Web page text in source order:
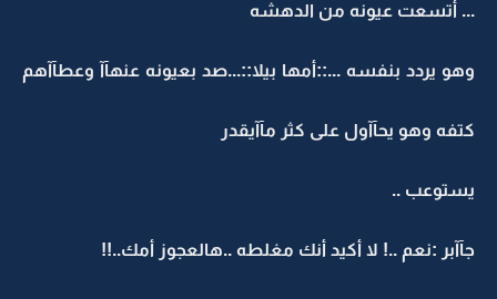
... أتسعت عيونه من الدهشه
وهو يردد بنفسه ...::أمها بيلا::...صد بعيونه عنهآآ وعطآآهم
كتفه وهو يحآآول على كثر مآآيقدر
يستوعب ..
جآآبر :نعم ..! لا أكيد أنك مغلطه ..هالعجوز أمك..!!